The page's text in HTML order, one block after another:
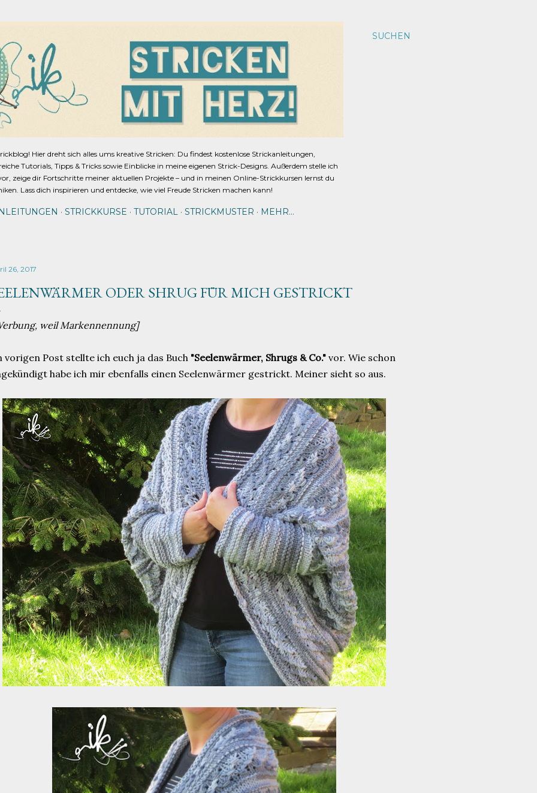
SUCHEN
Hier dreht sich alles ums kreative Stricken: Du findest kostenlose Strickanleitungen,
Tutorials, Tipps & Tricks sowie Einblicke in meine eigenen Strick-Designs. Außerdem stelle ich
zeige dir Fortschritte meiner aktuellen Projekte – und in meinen Online-Strickkursen lernst du
Lass dich inspirieren und entdecke, wie viel Freude Stricken machen kann!
STRICKKURSE TUTORIAL STRICKMUSTER MEHR…
26, 2017
ODER SHRUG FÜR MICH GESTRICKT
weil Markennennung]
vorigen Post stellte ich euch ja das Buch "Seelenwärmer, Shrugs & Co." vor. Wie schon
habe ich mir ebenfalls einen Seelenwärmer gestrickt. Meiner sieht so aus.